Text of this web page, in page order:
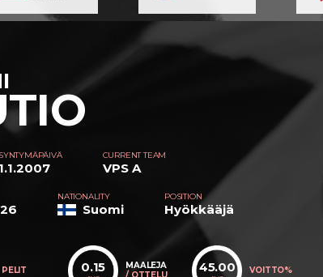
SYNTYMÄPÄIVÄ
1.1.2007
CURRENT TEAM
VPS A
NATIONALITY
Suomi
POSITION
Hyökkääjä
PELIT 0.15
MAALEJA
/ OTTELU
45.00 VOITTO%